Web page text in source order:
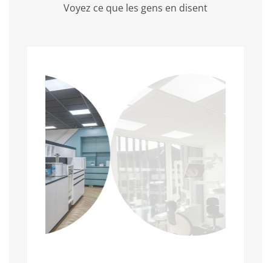
Voyez ce que les gens en disent